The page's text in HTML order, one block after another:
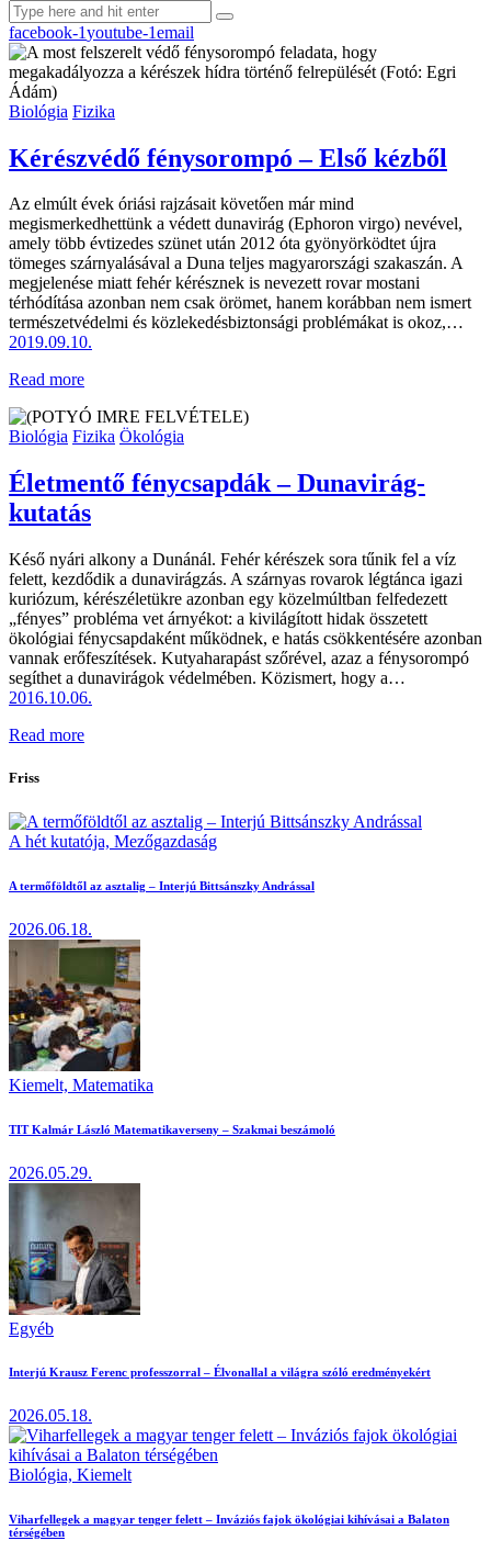
facebook-1youtube-1email
Biológia Fizika
Kérészvédő fénysorompó – Első kézből
Az elmúlt évek óriási rajzásait követően már mind
megismerkedhettünk a védett dunavirág (Ephoron virgo) nevével,
amely több évtizedes szünet után 2012 óta gyönyörködtet újra
tömeges szárnyalásával a Duna teljes magyarországi szakaszán. A
megjelenése miatt fehér kérésznek is nevezett rovar mostani
térhódítása azonban nem csak örömet, hanem korábban nem ismert
természetvédelmi és közlekedésbiztonsági problémákat is okoz,…
2019.09.10.
Read more
Biológia Fizika Ökológia
Életmentő fénycsapdák – Dunavirág-
kutatás
Késő nyári alkony a Dunánál. Fehér kérészek sora tűnik fel a víz
felett, kezdődik a dunavirágzás. A szárnyas rovarok légtánca igazi
kuriózum, kérészéletükre azonban egy közelmúltban felfedezett
„fényes” probléma vet árnyékot: a kivilágított hidak összetett
ökológiai fénycsapdaként működnek, e hatás csökkentésére azonban
vannak erőfeszítések. Kutyaharapást szőrével, azaz a fénysorompó
segíthet a dunavirágok védelmében. Közismert, hogy a…
2016.10.06.
Read more
Friss
A hét kutatója, Mezőgazdaság
A termőföldtől az asztalig – Interjú Bittsánszky Andrással
2026.06.18.
Kiemelt, Matematika
TIT Kalmár László Matematikaverseny – Szakmai beszámoló
2026.05.29.
Egyéb
Interjú Krausz Ferenc professzorral – Élvonallal a világra szóló eredményekért
2026.05.18.
Biológia, Kiemelt
Viharfellegek a magyar tenger felett – Inváziós fajok ökológiai kihívásai a Balaton
térségében